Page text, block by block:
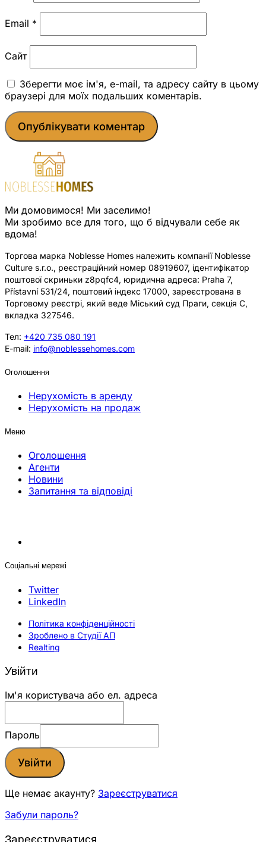
Email *
Сайт
Зберегти моє ім'я, e-mail, та адресу сайту в цьому
браузері для моїх подальших коментарів.
Ми домовимося! Ми заселимо!
Ми зробимо все для того, що б відчували себе як
вдома!
Торгова марка Noblesse Homes належить компанії Noblesse
Culture s.r.o., реєстраційний номер 08919607, ідентифікатор
поштової скриньки z8pqfc4, юридична адреса: Praha 7,
Přístavní 531/24, поштовий індекс 17000, зареєстрована в
Торговому реєстрі, який веде Міський суд Праги, секція C,
вкладка 327546.
Тел: +420 735 080 191
E-mail: info@noblessehomes.com
Оголошення
Нерухомість в аренду
Нерухомість на продаж
Меню
Оголошення
Агенти
Новини
Запитання та відповіді
Соціальні мережі
Twitter
LinkedIn
Політика конфіденційності
Зроблено в Студії АП
Realting
Увійти
Ім'я користувача або ел. адреса
Пароль
Увійти
Ще немає акаунту? Зареєструватися
Забули пароль?
Зареєструватися